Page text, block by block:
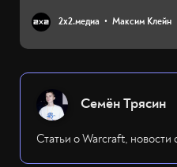
2х2.медиа Максим Клейн
Семён Трясин
Статьи о Warcraft,